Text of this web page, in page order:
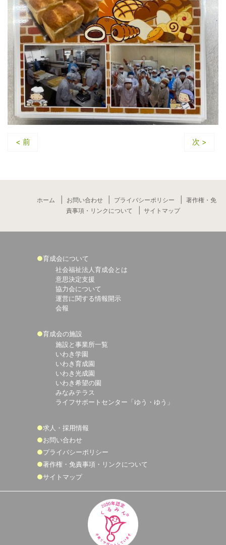
< 前 次 >
ホーム お問い合わせ プライバシーポリシー
著作権・免
責事項・リンクについて
サイトマップ
育成会について
社会福祉法人育成会とは
意思決定支援
協力会について
運営に関する情報開示
会報
育成会の施設
施設と事業所一覧
いわき学園
いわき育成園
いわき光成園
いわき希望の園
みなみテラス
ライフサポートセンター「ゆう・ゆう」
求人・採用情報
お問い合わせ
プライバシーポリシー
著作権・免責事項・リンクについて
サイトマップ